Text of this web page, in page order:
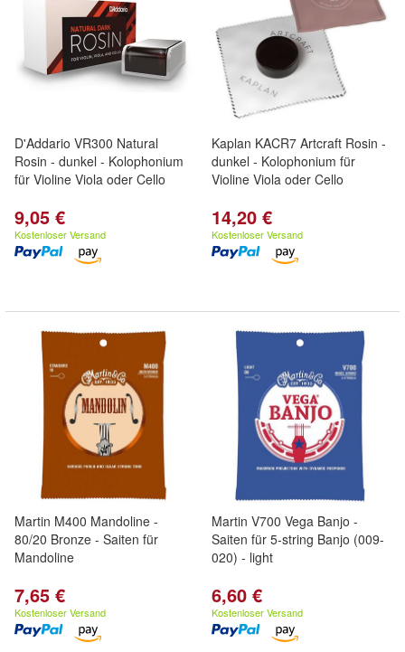
D'Addario VR300 Natural
Rosin - dunkel - Kolophonium
für Violine Viola oder Cello
9,05 €
Kostenloser Versand
Kaplan KACR7 Artcraft Rosin -
dunkel - Kolophonium für
Violine Viola oder Cello
14,20 €
Kostenloser Versand
Martin M400 Mandoline -
80/20 Bronze - Saiten für
Mandoline
7,65 €
Kostenloser Versand
Martin V700 Vega Banjo -
Saiten für 5-string Banjo (009-
020) - light
6,60 €
Kostenloser Versand